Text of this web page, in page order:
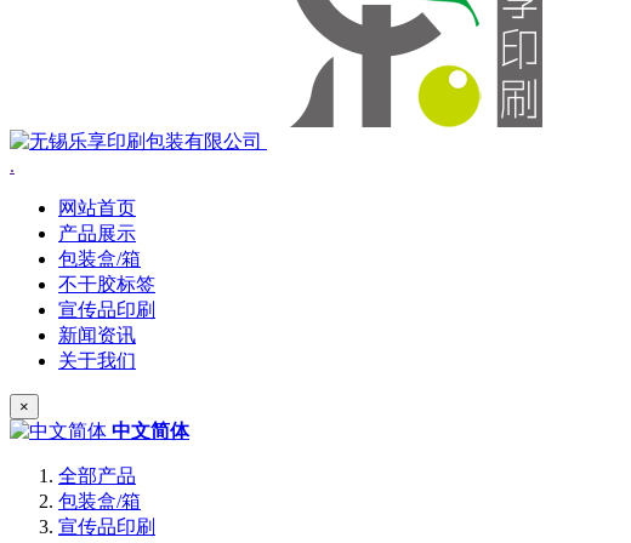
.
网站首页
产品展示
包装盒/箱
不干胶标签
宣传品印刷
新闻资讯
关于我们
×
中文简体
全部产品
包装盒/箱
宣传品印刷